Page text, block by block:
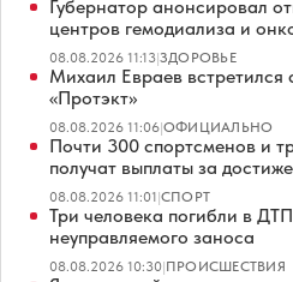
Губернатор анонсировал
центров гемодиализа и
08.08.2026 11:13|ЗДОРОВЬЕ
Михаил Евраев
«Протэкт»
08.08.2026 11:06|ОФИЦИАЛЬНО
Почти 300 спортсменов и
получат выплаты за
08.08.2026 11:01|СПОРТ
Три человека погибли в
неуправляемого заноса
08.08.2026 10:30|ПРОИСШЕСТВИЯ